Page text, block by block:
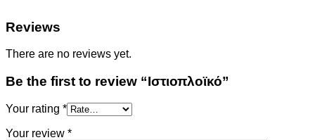
Reviews
There are no reviews yet.
Be the first to review “Ιστιοπλοϊκό”
Your rating *
Your review *